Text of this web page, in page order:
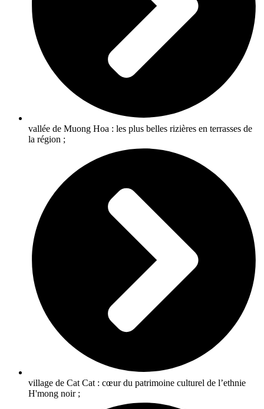
vallée de Muong Hoa : les plus belles rizières en terrasses de
la région ;
village de Cat Cat : cœur du patrimoine culturel de l’ethnie
H'mong noir ;